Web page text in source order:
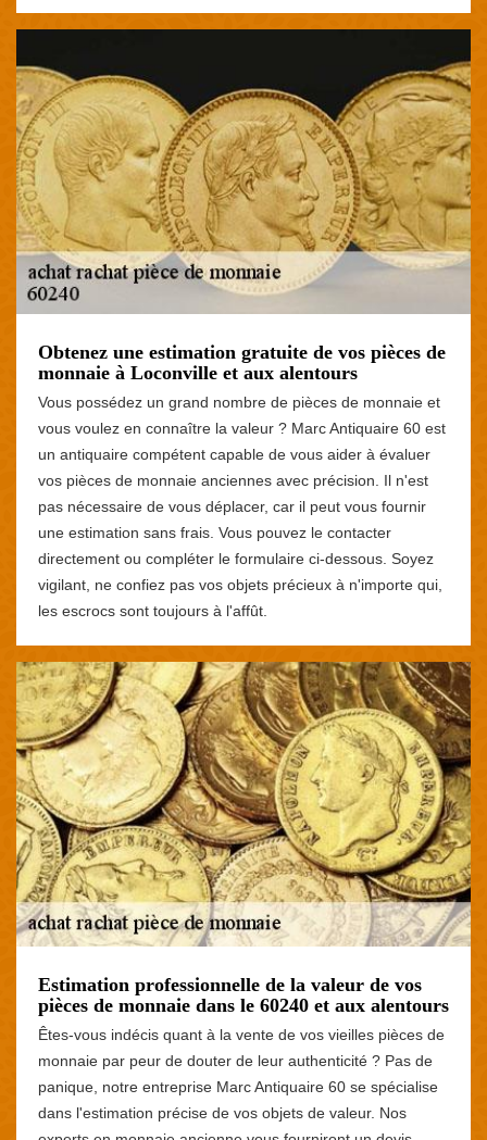
Obtenez une estimation gratuite de vos pièces de
monnaie à Loconville et aux alentours
Vous possédez un grand nombre de pièces de monnaie et
vous voulez en connaître la valeur ? Marc Antiquaire 60 est
un antiquaire compétent capable de vous aider à évaluer
vos pièces de monnaie anciennes avec précision. Il n'est
pas nécessaire de vous déplacer, car il peut vous fournir
une estimation sans frais. Vous pouvez le contacter
directement ou compléter le formulaire ci-dessous. Soyez
vigilant, ne confiez pas vos objets précieux à n'importe qui,
les escrocs sont toujours à l'affût.
Estimation professionnelle de la valeur de vos
pièces de monnaie dans le 60240 et aux alentours
Êtes-vous indécis quant à la vente de vos vieilles pièces de
monnaie par peur de douter de leur authenticité ? Pas de
panique, notre entreprise Marc Antiquaire 60 se spécialise
dans l'estimation précise de vos objets de valeur. Nos